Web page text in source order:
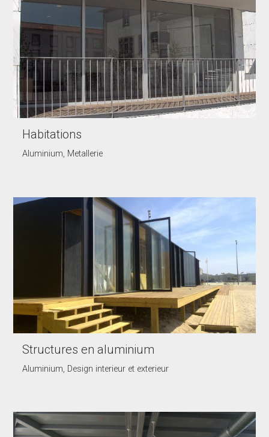
Habitations
Aluminium, Metallerie
Structures en aluminium
Aluminium, Design interieur et exterieur